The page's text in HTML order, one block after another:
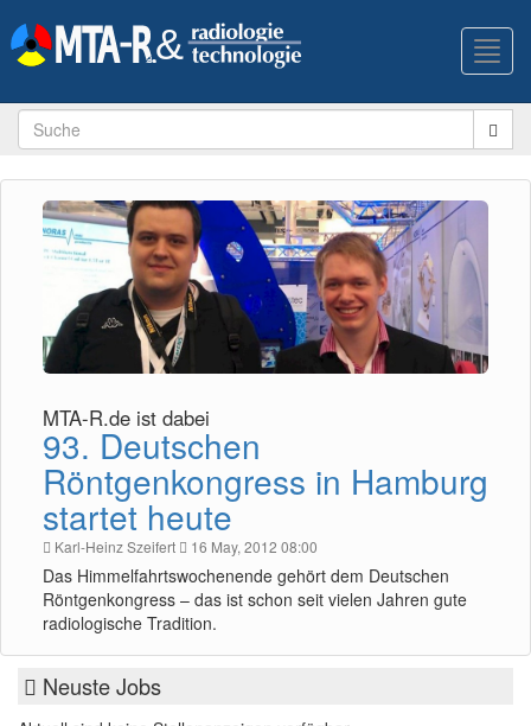
MTA-R.de ist dabei
93. Deutschen
Röntgenkongress in Hamburg
startet heute
Karl-Heinz Szeifert 16 May, 2012 08:00
Das Himmelfahrtswochenende gehört dem Deutschen
Röntgenkongress – das ist schon seit vielen Jahren gute
radiologische Tradition.
Neuste Jobs